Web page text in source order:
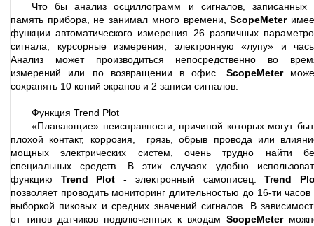
Что бы анализ осциллограмм и сигналов, записанных
память прибора, не занимал много времени,ScopeMeter
функции автоматического измерения 26 различных
сигнала, курсорные измерения, электронную «лупу» и
Анализ может производиться непосредственно во
измерений или по возвращении в офис. ScopeMeter
сохранять 10 копий экранов и 2 записи сигналов.
Функция Trend Plot
«Плавающие» неисправности, причиной которых могут
плохой контакт, коррозия, грязь, обрыв провода или
мощных электрических систем, очень трудно найти
специальных средств. В этих случаях удобно
функцию Trend Plot - электронный самописец.Trend
позволяет проводить мониторинг длительностью до 16-ти часов
выборкой пиковых и средних значений сигналов. В
от типов датчиков подключенных к входам ScopeMeter